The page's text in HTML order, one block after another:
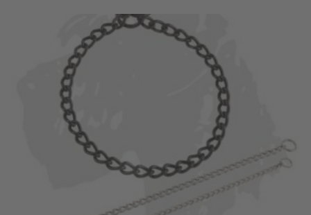
mehrere
Varianten
auf.
Die
auf
der
Produktseite
gewählt